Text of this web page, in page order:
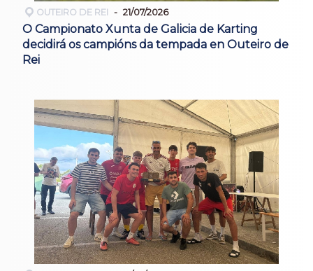
OUTEIRO DE REI 21/07/2026
O Campionato Xunta de Galicia de Karting
decidirá os campións da tempada en Outeiro de
Rei